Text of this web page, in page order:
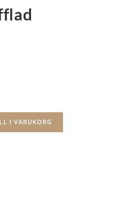
I VARUKORG